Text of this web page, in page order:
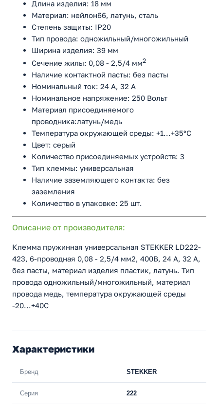
Длина изделия: 18 мм
Материал: нейлон66, латунь, сталь
Степень защиты: IP20
Тип провода: одножильный/многожильный
Ширина изделия: 39 мм
Сечение жилы: 0,08 - 2,5/4 мм2
Наличие контактной пасты: без пасты
Номинальный ток: 24 A, 32 A
Номинальное напряжение: 250 Вольт
Материал присоединяемого
проводника:латунь/медь
Температура окружающей среды: +1...+35°C
Цвет: серый
Количество присоединяемых устройств: 3
Тип клеммы: универсальная
Наличие заземляющего контакта: без
заземления
Количество в упаковке: 25 шт.
Описание от производителя:
Клемма пружинная универсальная STEKKER LD222-
423, 6-проводная 0,08 - 2,5/4 мм2, 400В, 24 A, 32 A,
без пасты, материал изделия пластик, латунь. Тип
провода одножильный/многожильный, материал
провода медь, температура окружающей среды
-20...+40C
Характеристики
Бренд STEKKER
Серия 222